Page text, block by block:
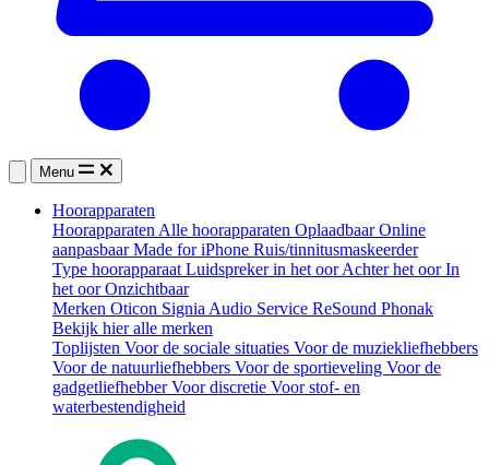
Menu
Hoorapparaten
Hoorapparaten Alle hoorapparaten OplaadbaarOnline
aanpasbaarMade for iPhone Ruis/tinnitusmaskeerder
Type hoorapparaat Luidspreker in het oorAchter het oorIn
het oorOnzichtbaar
Merken Oticon Signia Audio Service ReSound Phonak
Bekijk hier alle merken
Toplijsten Voor de sociale situaties Voor de muziekliefhebbers
Voor de natuurliefhebbers Voor de sportieveling Voor de
gadgetliefhebberVoor discretie Voor stof- en
waterbestendigheid